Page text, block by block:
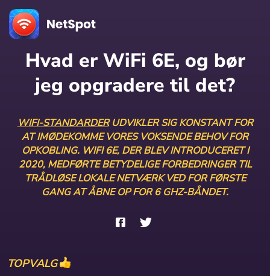
Hvad er WiFi 6E, og bør
jeg opgradere til det?
WIFI-STANDARDERUDVIKLER SIG KONSTANT FOR
AT IMØDEKOMME VORES VOKSENDE BEHOV FOR
OPKOBLING. WIFI 6E, DER BLEV INTRODUCERET I
2020, MEDFØRTE BETYDELIGE FORBEDRINGER TIL
TRÅDLØSE LOKALE NETVÆRK VED FOR FØRSTE
GANG AT ÅBNE OP FOR 6 GHZ-BÅNDET.
TOPVALG